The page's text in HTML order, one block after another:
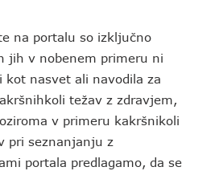
na portalu so izključno
jih v nobenem primeru ni
nasvet ali navodila za
težav z zdravjem,
v primeru kakršnikoli
pri seznanjanju z
portala predlagamo, da se